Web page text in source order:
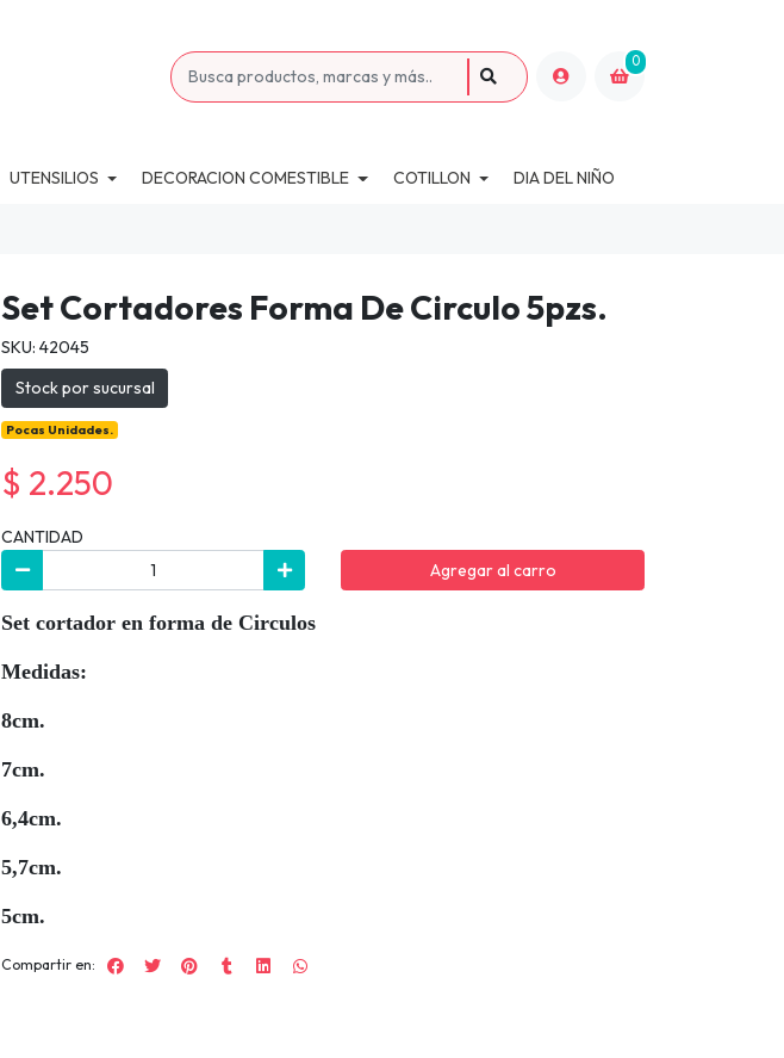
0
UTENSILIOS DECORACION COMESTIBLE COTILLON DIA DEL NIÑO
Set Cortadores Forma De Circulo 5pzs.
SKU: 42045
Stock por sucursal
Pocas Unidades.
$ 2.250
CANTIDAD
Agregar al carro
Set cortador en forma de Circulos
Medidas:
8cm.
7cm.
6,4cm.
5,7cm.
5cm.
Compartir en: